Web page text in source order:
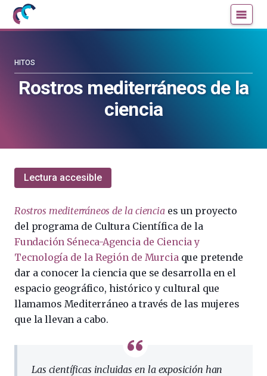
Mujeres
con
la
blog
la
Rostros mediterráneos de la
ciencia
HITOS
Lectura accesible
Rostros mediterráneos de la cienciaes un proyecto
del programa de Cultura Científica de la
Fundación Séneca-Agencia de Ciencia y
Tecnología de la Región de Murciaque pretende
dar a conocer la ciencia que se desarrolla en el
espacio geográfico, histórico y cultural que
llamamos Mediterráneo a través de las mujeres
que la llevan a cabo.
Las científicas incluidas en la exposición han